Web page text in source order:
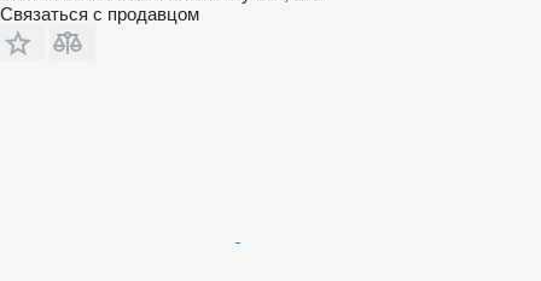
Связаться с продавцом